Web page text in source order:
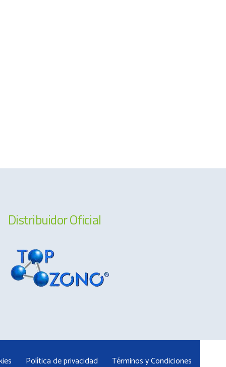
Distribuidor Oficial
Política de privacidad Términos y Condiciones